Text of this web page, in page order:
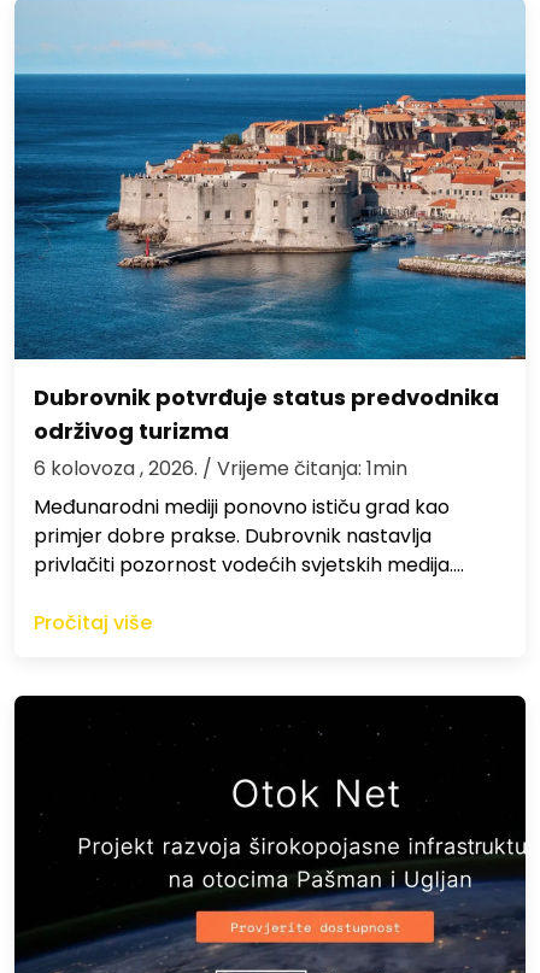
Dubrovnik potvrđuje status predvodnika
održivog turizma
6 kolovoza , 2026. / Vrijeme čitanja: 1min
Međunarodni mediji ponovno ističu grad kao
primjer dobre prakse. Dubrovnik nastavlja
privlačiti pozornost vodećih svjetskih medija.…
Pročitaj više